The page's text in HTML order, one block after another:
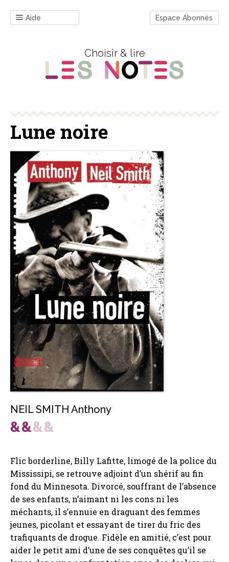
Aide Espace Abonnés
Choisir & lire
Lune noire
NEIL SMITH Anthony
Flic borderline, Billy Lafitte, limogé de la police du
Mississipi, se retrouve adjoint d’un shérif au fin
fond du Minnesota. Divorcé, souffrant de l’absence
de ses enfants, n’aimant ni les cons ni les
méchants, il s’ennuie en draguant des femmes
jeunes, picolant et essayant de tirer du fric des
trafiquants de drogue. Fidèle en amitié, c’est pour
aider le petit ami d’une de ses conquêtes qu’il se